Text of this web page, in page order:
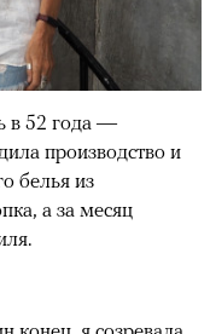
в 52 года —
производство и
белья из
а за месяц